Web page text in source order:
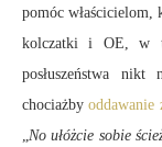
pomóc
kolczatki i OE, w
posłuszeństwa
chociażbyoddawanie
No ułóżcie sobie